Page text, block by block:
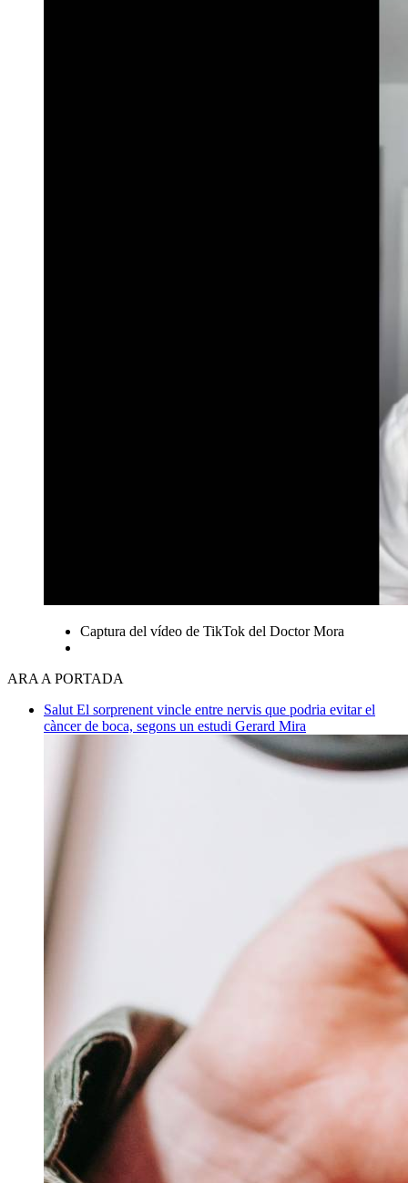
Captura del vídeo de TikTok del Doctor Mora
ARA A PORTADA
Salut El sorprenent vincle entre nervis que podria evitar el
càncer de boca, segons un estudi Gerard Mira